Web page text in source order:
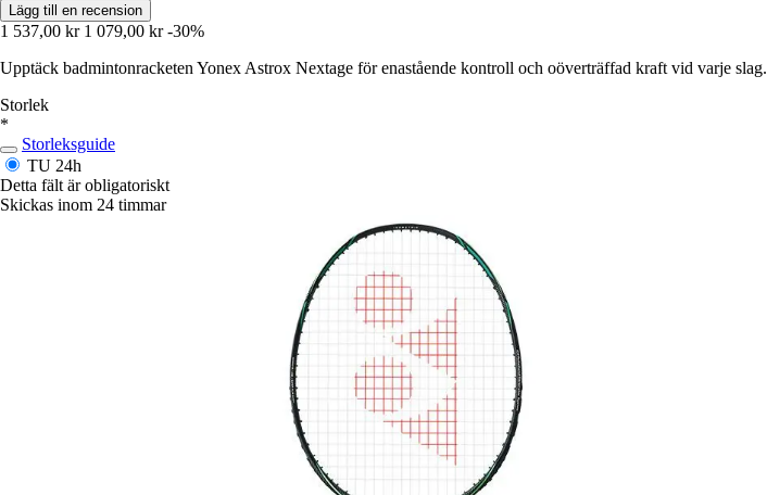
Lägg till en recension
1 537,00 kr 1 079,00 kr -30%
Upptäck badmintonracketen Yonex Astrox Nextage för enastående kontroll och oöverträffad kraft vid varje slag.
Storlek
*
Storleksguide
TU 24h
Detta fält är obligatoriskt
Skickas inom 24 timmar